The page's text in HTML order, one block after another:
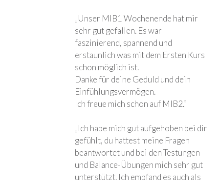
„Unser MIB1 Wochenende hat mir
sehr gut gefallen. Es war
faszinierend, spannend und
erstaunlich was mit dem Ersten Kurs
schon möglich ist.
Danke für deine Geduld und dein
Einfühlungsvermögen.
Ich freue mich schon auf MIB2.“
„Ich habe mich gut aufgehoben bei dir
gefühlt, du hattest meine Fragen
beantwortet und bei den Testungen
und Balance-Übungen mich sehr gut
unterstützt. Ich empfand es auch als